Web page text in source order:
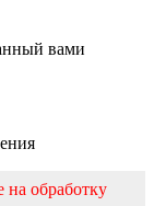
вами
на обработку